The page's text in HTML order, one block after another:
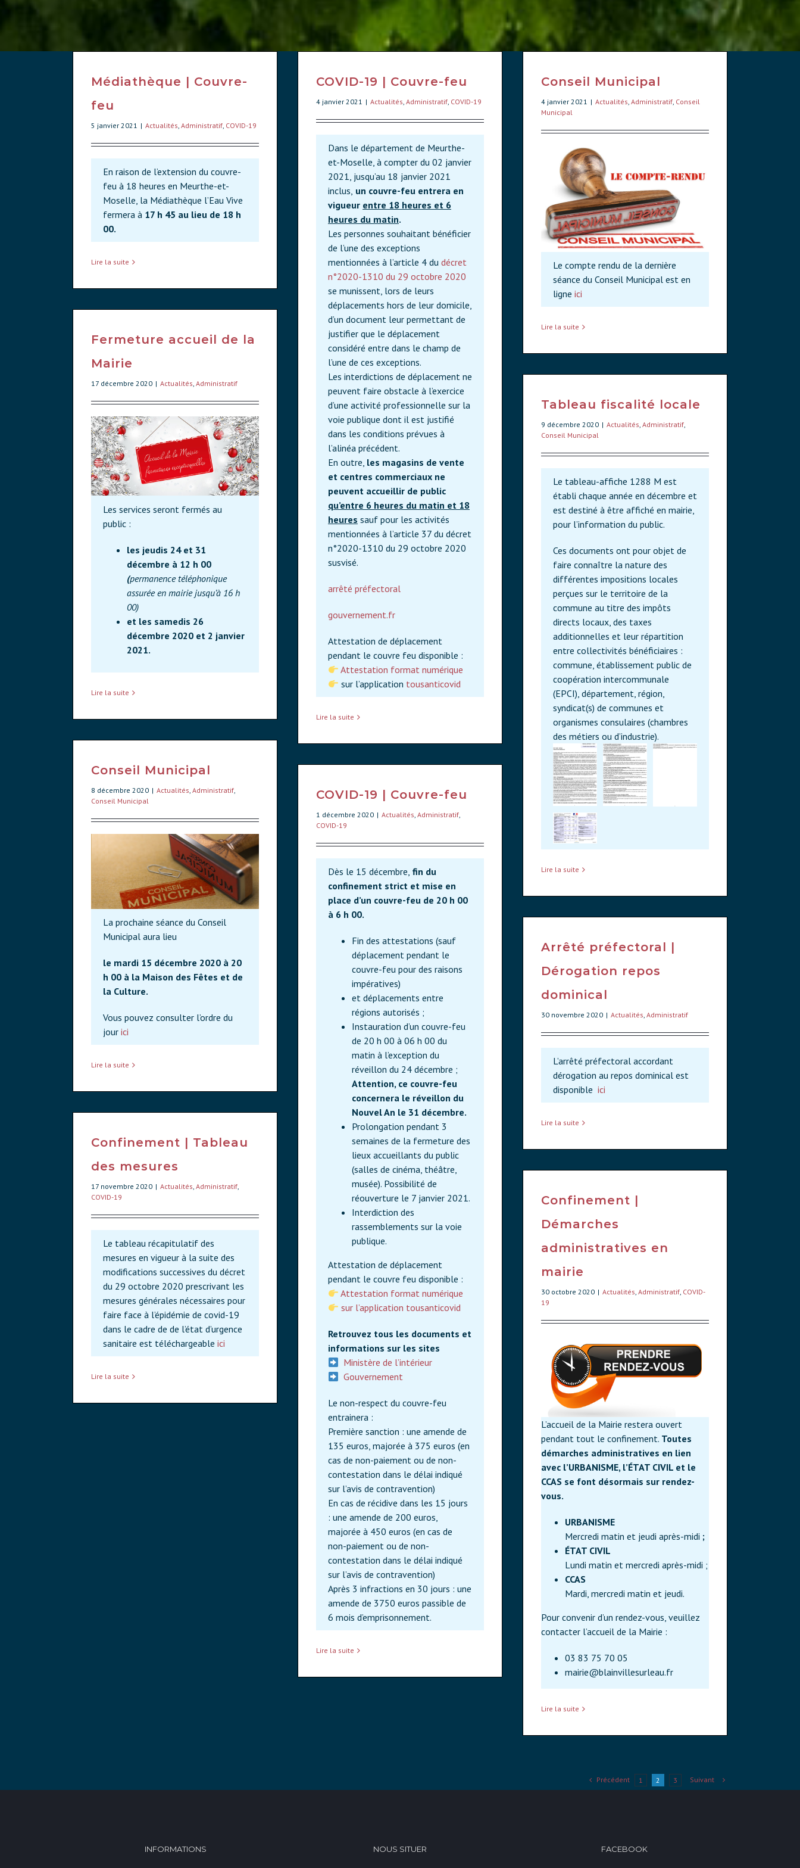
Médiathèque | Couvre-
feu
5 janvier 2021 | Actualités, Administratif, COVID-19
En raison de l’extension du couvre-
feu à 18 heures en Meurthe-et-
Moselle, la Médiathèque l’Eau Vive
fermera à 17 h 45 au lieu de 18 h
00.
Lire la suite
COVID-19 | Couvre-feu
4 janvier 2021 | Actualités, Administratif, COVID-19
Dans le département de Meurthe-
et-Moselle, à compter du 02 janvier
2021, jusqu’au 18 janvier 2021
inclus, un couvre-feu entrera en
vigueur entre 18 heures et 6
heures du matin.
Les personnes souhaitant bénéficier
de l’une des exceptions
mentionnées à l’article 4 du décret
n°2020-1310 du 29 octobre 2020
se munissent, lors de leurs
déplacements hors de leur domicile,
d’un document leur permettant de
justifier que le déplacement
considéré entre dans le champ de
l’une de ces exceptions.
Les interdictions de déplacement ne
peuvent faire obstacle à l’exercice
d’une activité professionnelle sur la
voie publique dont il est justifié
dans les conditions prévues à
l’alinéa précédent.
En outre, les magasins de vente
et centres commerciaux ne
peuvent accueillir de public
qu’entre 6 heures du matin et 18
heures sauf pour les activités
mentionnées à l’article 37 du décret
n°2020-1310 du 29 octobre 2020
susvisé.
arrêté préfectoral
gouvernement.fr
Attestation de déplacement
pendant le couvre feu disponible :
Attestation format numérique
sur l’application tousanticovid
Lire la suite
Conseil Municipal
4 janvier 2021 | Actualités, Administratif, Conseil
Municipal
Le compte rendu de la dernière
séance du Conseil Municipal est en
ligne ici
Lire la suite
Fermeture accueil de la
Mairie
17 décembre 2020 | Actualités, Administratif
Les services seront fermés au
public :
les jeudis 24 et 31
décembre à 12 h 00
(permanence téléphonique
assurée en mairie jusqu’à 16 h
00)
et les samedis 26
décembre 2020 et 2 janvier
2021.
Lire la suite
Tableau fiscalité locale
9 décembre 2020 | Actualités, Administratif,
Conseil Municipal
Le tableau-affiche 1288 M est
établi chaque année en décembre et
est destiné à être affiché en mairie,
pour l’information du public.
Ces documents ont pour objet de
faire connaître la nature des
différentes impositions locales
perçues sur le territoire de la
commune au titre des impôts
directs locaux, des taxes
additionnelles et leur répartition
entre collectivités bénéficiaires :
commune, établissement public de
coopération intercommunale
(EPCI), département, région,
syndicat(s) de communes et
organismes consulaires (chambres
des métiers ou d’industrie).
Lire la suite
Conseil Municipal
8 décembre 2020 | Actualités, Administratif,
Conseil Municipal
La prochaine séance du Conseil
Municipal aura lieu
le mardi 15 décembre 2020 à 20
h 00 à la Maison des Fêtes et de
la Culture.
Vous pouvez consulter l’ordre du
jour ici
Lire la suite
COVID-19 | Couvre-feu
1 décembre 2020 | Actualités, Administratif,
COVID-19
Dès le 15 décembre, fin du
confinement strict et mise en
place d’un couvre-feu de 20 h 00
à 6 h 00.
Fin des attestations (sauf
déplacement pendant le
couvre-feu pour des raisons
impératives)
et déplacements entre
régions autorisés ;
Instauration d’un couvre-feu
de 20 h 00 à 06 h 00 du
matin à l’exception du
réveillon du 24 décembre ;
Attention, ce couvre-feu
concernera le réveillon du
Nouvel An le 31 décembre.
Prolongation pendant 3
semaines de la fermeture des
lieux accueillants du public
(salles de cinéma, théâtre,
musée). Possibilité de
réouverture le 7 janvier 2021.
Interdiction des
rassemblements sur la voie
publique.
Attestation de déplacement
pendant le couvre feu disponible :
Attestation format numérique
sur l’application tousanticovid
Retrouvez tous les documents et
informations sur les sites
Ministère de l’intérieur
Gouvernement
Le non-respect du couvre-feu
entrainera :
Première sanction : une amende de
135 euros, majorée à 375 euros (en
cas de non-paiement ou de non-
contestation dans le délai indiqué
sur l’avis de contravention)
En cas de récidive dans les 15 jours
: une amende de 200 euros,
majorée à 450 euros (en cas de
non-paiement ou de non-
contestation dans le délai indiqué
sur l’avis de contravention)
Après 3 infractions en 30 jours : une
amende de 3750 euros passible de
6 mois d’emprisonnement.
Lire la suite
Arrêté préfectoral |
Dérogation repos
dominical
30 novembre 2020 | Actualités, Administratif
L’arrêté préfectoral accordant
dérogation au repos dominical est
disponible ici
Lire la suite
Confinement | Tableau
des mesures
17 novembre 2020 | Actualités, Administratif,
COVID-19
Le tableau récapitulatif des
mesures en vigueur à la suite des
modifications successives du décret
du 29 octobre 2020 prescrivant les
mesures générales nécessaires pour
faire face à l’épidémie de covid-19
dans le cadre de de l’état d’urgence
sanitaire est téléchargeable ici
Lire la suite
Confinement |
Démarches
administratives en
mairie
30 octobre 2020 | Actualités, Administratif, COVID-
19
L’accueil de la Mairie restera ouvert
pendant tout le confinement. Toutes
démarches administratives en lien
avec l’URBANISME, l’ÉTAT CIVIL et le
CCAS se font désormais sur rendez-
vous.
URBANISME
Mercredi matin et jeudi après-midi ;
ÉTAT CIVIL
Lundi matin et mercredi après-midi ;
CCAS
Mardi, mercredi matin et jeudi.
Pour convenir d’un rendez-vous, veuillez
contacter l’accueil de la Mairie :
03 83 75 70 05
mairie@blainvillesurleau.fr
Lire la suite
Précédent 1 2 3 Suivant
INFORMATIONS NOUS SITUER FACEBOOK